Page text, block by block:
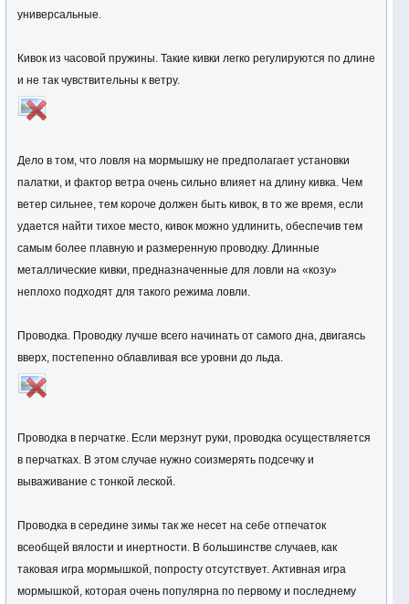
универсальные.
Кивок из часовой пружины. Такие кивки легко регулируются по длине
и не так чувствительны к ветру.
Дело в том, что ловля на мормышку не предполагает установки
палатки, и фактор ветра очень сильно влияет на длину кивка. Чем
ветер сильнее, тем короче должен быть кивок, в то же время, если
удается найти тихое место, кивок можно удлинить, обеспечив тем
самым более плавную и размеренную проводку. Длинные
металлические кивки, предназначенные для ловли на «козу»
неплохо подходят для такого режима ловли.
Проводка. Проводку лучше всего начинать от самого дна, двигаясь
вверх, постепенно облавливая все уровни до льда.
Проводка в перчатке. Если мерзнут руки, проводка осуществляется
в перчатках. В этом случае нужно соизмерять подсечку и
вываживание с тонкой леской.
Проводка в середине зимы так же несет на себе отпечаток
всеобщей вялости и инертности. В большинстве случаев, как
таковая игра мормышкой, попросту отсутствует. Активная игра
мормышкой, которая очень популярна по первому и последнему